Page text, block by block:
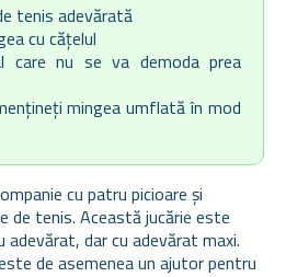
tenis adevărată
cu cățelul
care nu se va demoda prea
mingea umflată în mod
cu patru picioare și
de tenis. Această jucărie este
adevărat, dar cu adevărat maxi.
de asemenea un ajutor pentru